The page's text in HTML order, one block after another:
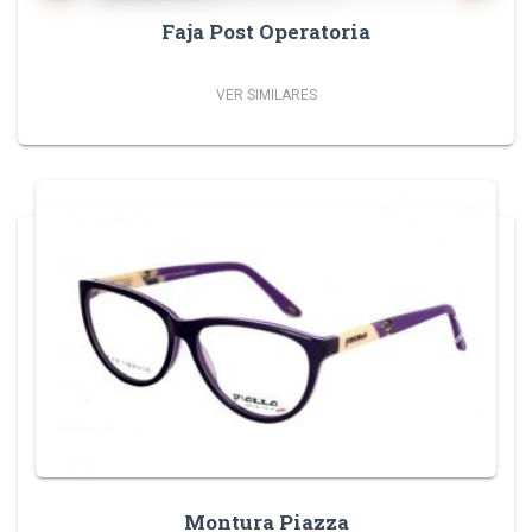
Faja Post Operatoria
VER SIMILARES
keyboard_arrow_left keyboard_arrow_right
Montura Piazza